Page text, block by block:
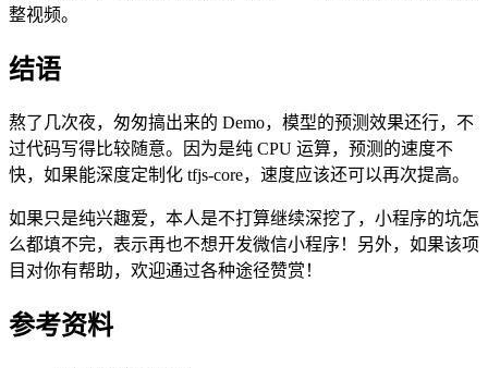
整视频。
结语
熬了几次夜，匆匆搞出来的 Demo，模型的预测效果还行，不
过代码写得比较随意。因为是纯 CPU 运算，预测的速度不
快，如果能深度定制化 tfjs-core，速度应该还可以再次提高。
如果只是纯兴趣爱，本人是不打算继续深挖了，小程序的坑怎
么都填不完，表示再也不想开发微信小程序！另外，如果该项
目对你有帮助，欢迎通过各种途径赞赏！
参考资料